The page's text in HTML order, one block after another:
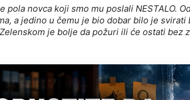
pola novca koji smo mu poslali NESTALO.
a jedino u čemu je bio dobar bilo je svirati
je bolje da požuri ili će ostati bez